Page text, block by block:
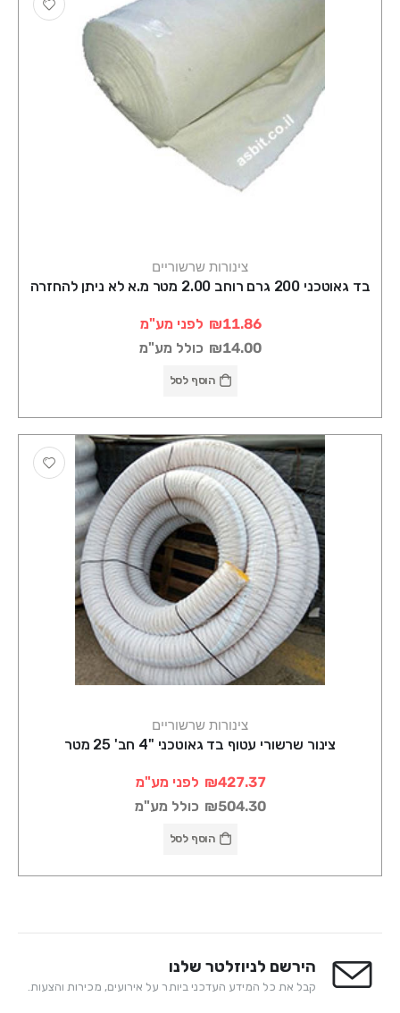
צינורות שרשוריים
בד גאוטכני 200 גרם רוחב 2.00 מטר מ.א לא ניתן להחזרה
₪11.86 לפני מע"מ
₪14.00 כולל מע"מ
הוסף לסל
צינורות שרשוריים
צינור שרשורי עטוף בד גאוטכני "4 חב' 25 מטר
₪427.37 לפני מע"מ
₪504.30 כולל מע"מ
הוסף לסל
הירשם לניוזלטר שלנו
קבל את כל המידע העדכני ביותר על אירועים, מכירות והצעות.